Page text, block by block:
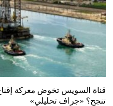
قناة السويس تخوض معركة
تنجح؟ «جراف تحليلي»